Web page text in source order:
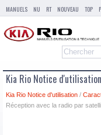
MANUELS NU RT NOUVEAU TOP
Kia Rio Notice
Kia Rio Notice d'utilisation /
Réception avec la radio par